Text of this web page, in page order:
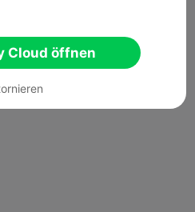
Cloud öffnen